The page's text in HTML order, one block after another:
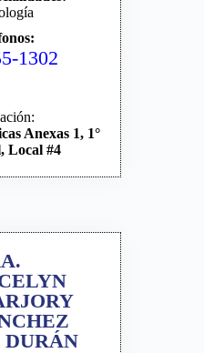
1302
Anexas 1, 1°
Local #4
DURÁN